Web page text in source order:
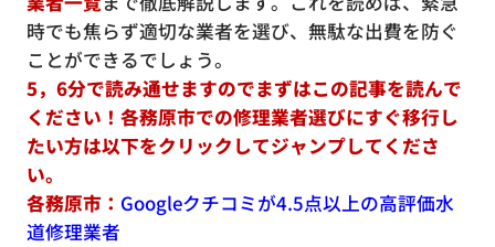
時でも焦らず適切な業者を選び、無駄な出費を防ぐ
ことができるでしょう。
5，6分で読み通せますのでまずはこの記事を読んで
ください！各務原市での修理業者選びにすぐ移行し
たい方は以下をクリックしてジャンプしてくださ
い。
各務原市： Googleクチコミが4.5点以上の高評価水
道修理業者